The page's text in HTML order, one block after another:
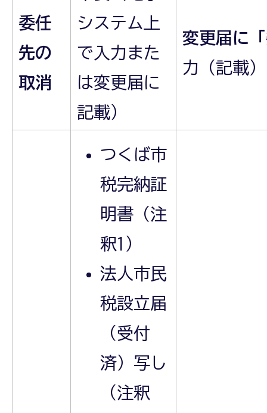
委任
先の
取消
システム上
で入力また
は変更届に
記載）
変更届に
力（記載
つくば市
税完納証
明書（注
釈1）
法人市民
税設立届
（受付
済）写し
（注釈